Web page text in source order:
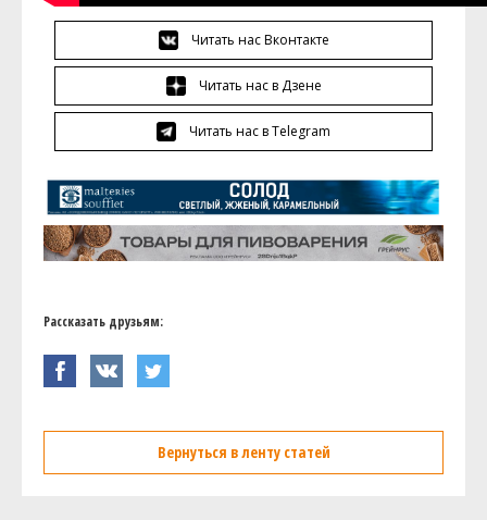
Читать нас Вконтакте
Читать нас в Дзене
Читать нас в Telegram
Рассказать друзьям:
Вернуться в ленту статей